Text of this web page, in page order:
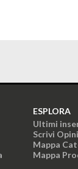
ESPLORA
Ultimi
Scrivi
Mappa
Mappa